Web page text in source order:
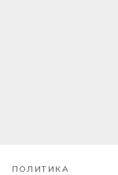
ПОЛИТИКА